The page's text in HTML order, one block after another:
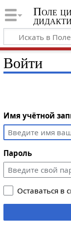
Поле
Войти
Имя учётной
Пароль
Оставаться в